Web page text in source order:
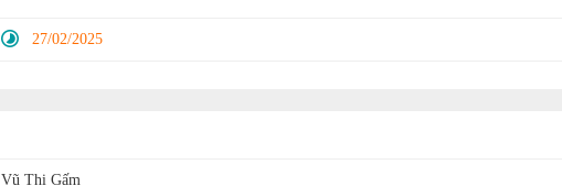
27/02/2025
Vũ Thị Gấm